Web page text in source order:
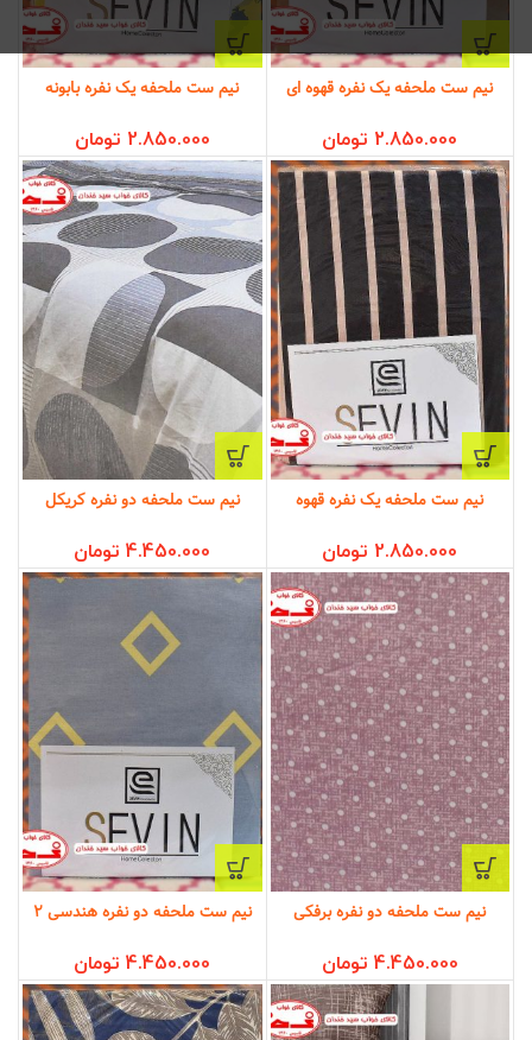
نیم ست ملحفه یک نفره قهوه ای
2.850.000 تومان
نیم ست ملحفه یک نفره بابونه
2.850.000 تومان
نیم ست ملحفه یک نفره قهوه
2.850.000 تومان
نیم ست ملحفه دو نفره کریکل
4.450.000 تومان
نیم ست ملحفه دو نفره برفکی
4.450.000 تومان
نیم ست ملحفه دو نفره هندسی 2
4.450.000 تومان